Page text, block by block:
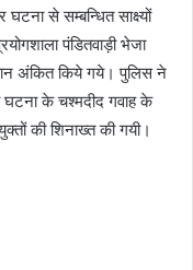
से सम्बन्धित साक्ष्यों
पंडितवाड़ी भेजा
अंकित किये गये। पुलिस ने
घटना के चश्मदीद गवाह के
की शिनाख्त की गयी।